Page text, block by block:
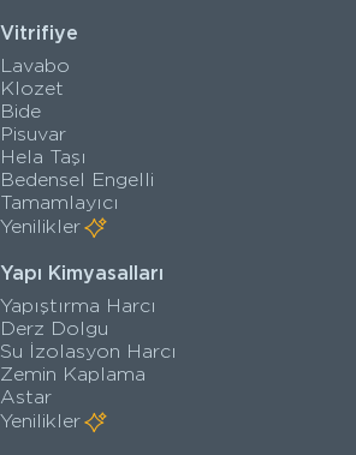
Vitrifiye
Lavabo
Klozet
Bide
Pisuvar
Hela Taşı
Bedensel Engelli
Tamamlayıcı
Yenilikler
Yapı Kimyasalları
Yapıştırma Harcı
Derz Dolgu
Su İzolasyon Harcı
Zemin Kaplama
Astar
Yenilikler